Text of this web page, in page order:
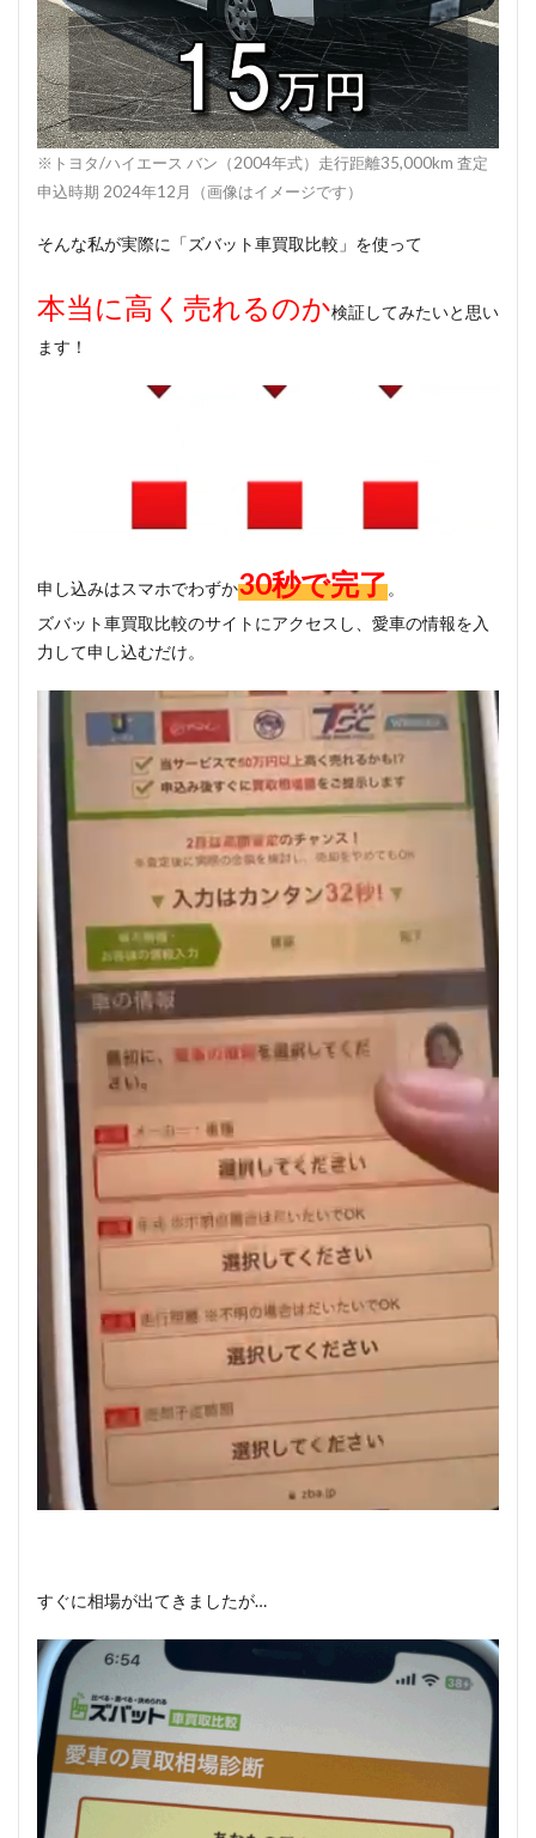
※トヨタ/ハイエース バン（2004年式）走行距離35,000km 査定
申込時期 2024年12月（画像はイメージです）
そんな私が実際に「ズバット車買取比較」を使って
本当に高く売れるのか検証してみたいと思い
ます！
申し込みはスマホでわずか30秒で完了。
ズバット車買取比較のサイトにアクセスし、愛車の情報を入
力して申し込むだけ。
すぐに相場が出てきましたが…